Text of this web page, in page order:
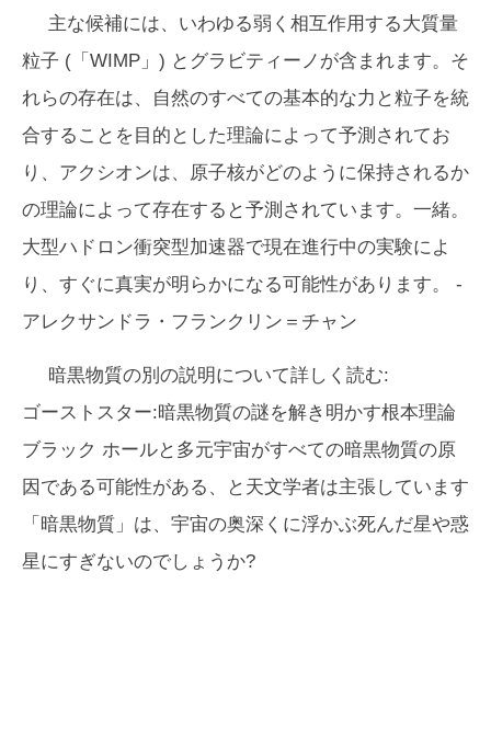
主な候補には、いわゆる弱く相互作用する大質量
粒子 (「WIMP」) とグラビティーノが含まれます。そ
れらの存在は、自然のすべての基本的な力と粒子を統
合することを目的とした理論によって予測されてお
り、アクシオンは、原子核がどのように保持されるか
の理論によって存在すると予測されています。一緒。
大型ハドロン衝突型加速器で現在進行中の実験によ
り、すぐに真実が明らかになる可能性があります。 -
アレクサンドラ・フランクリン＝チャン
暗黒物質の別の説明について詳しく読む:
ゴーストスター:暗黒物質の謎を解き明かす根本理論
ブラック ホールと多元宇宙がすべての暗黒物質の原
因である可能性がある、と天文学者は主張しています
「暗黒物質」は、宇宙の奥深くに浮かぶ死んだ星や惑
星にすぎないのでしょうか?